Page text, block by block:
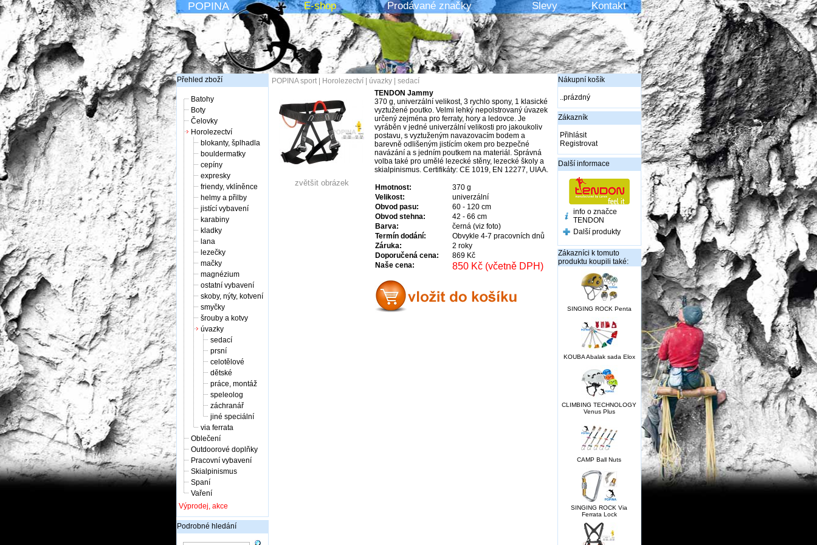
POPINA E-shop Prodávané značky Slevy Kontakt
Přehled zboží
Batohy
Boty
Čelovky
Horolezectví
blokanty, šplhadla
bouldermatky
cepíny
expresky
friendy, vklíněnce
helmy a přilby
jistící vybavení
karabiny
kladky
lana
lezečky
mačky
magnézium
ostatní vybavení
skoby, nýty, kotvení
smyčky
šrouby a kotvy
úvazky
sedací
prsní
celotělové
dětské
práce, montáž
speleolog
záchranář
jiné speciální
via ferrata
Oblečení
Outdoorové doplňky
Pracovní vybavení
Skialpinismus
Spaní
Vaření
Výprodej, akce
Podrobné hledání
POPINA sport| Horolezectví úvazky| sedací
zvětšit obrázek
TENDON Jammy
370 g, univerzální velikost, 3 rychlo spony, 1 klasické
vyztužené poutko. Velmi lehký nepolstrovaný úvazek
určený zejména pro ferraty, hory a ledovce. Je
vyráběn v jedné univerzální velikosti pro jakoukoliv
postavu, s vyztuženým navazovacím bodem a
barevně odlišeným jistícím okem pro bezpečné
navázání a s jedním poutkem na materiál. Správná
volba také pro umělé lezecké stěny, lezecké školy a
skialpinismus. Certifikáty: CE 1019, EN 12277, UIAA.
Hmotnost:
370 g
Velikost:
univerzální
Obvod pasu:
60 - 120 cm
Obvod stehna:
42 - 66 cm
Barva:
černá (viz foto)
Termín dodání:
Obvykle 4-7 pracovních dnů
Záruka:
2 roky
Doporučená cena:
869 Kč
Naše cena:
850 Kč (včetně DPH)
Nákupní košík
..prázdný
Zákazník
Přihlásit
Registrovat
Další informace
info o značce
TENDON
Další produkty
Zákazníci k tomuto
produktu koupili také:
SINGING ROCK Penta
KOUBA Abalak sada Elox
CLIMBING TECHNOLOGY
Venus Plus
CAMP Ball Nuts
SINGING ROCK Via
Ferrata Lock